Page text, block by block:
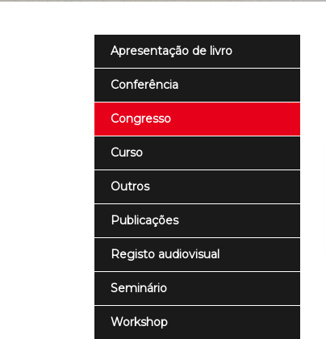
Apresentação de livro
Conferência
Congresso
Curso
Outros
Publicações
Registo audiovisual
Seminário
Workshop